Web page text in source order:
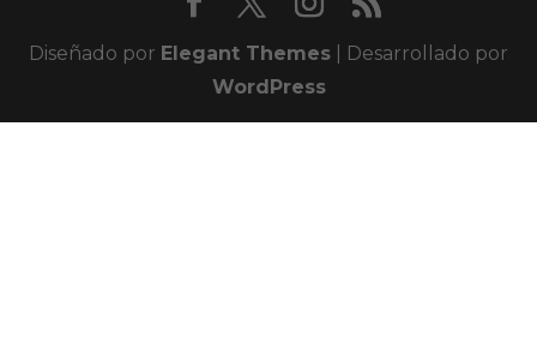
Diseñado por Elegant Themes | Desarrollado por
WordPress